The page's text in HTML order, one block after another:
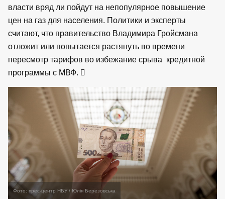
власти вряд ли пойдут на непопулярное повышение
цен на газ для населения. Политики и эксперты
считают, что правительство Владимира Гройсмана
отложит или попытается растянуть во времени
пересмотр тарифов во избежание срыва кредитной
программы с МВФ.
Фото: прес-центр НБУ / Юлія Березовська